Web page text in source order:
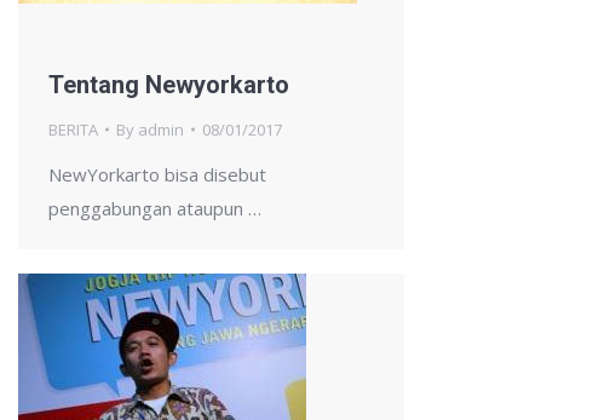
Tentang Newyorkarto
BERITA By admin 08/01/2017
NewYorkarto bisa disebut
penggabungan ataupun …